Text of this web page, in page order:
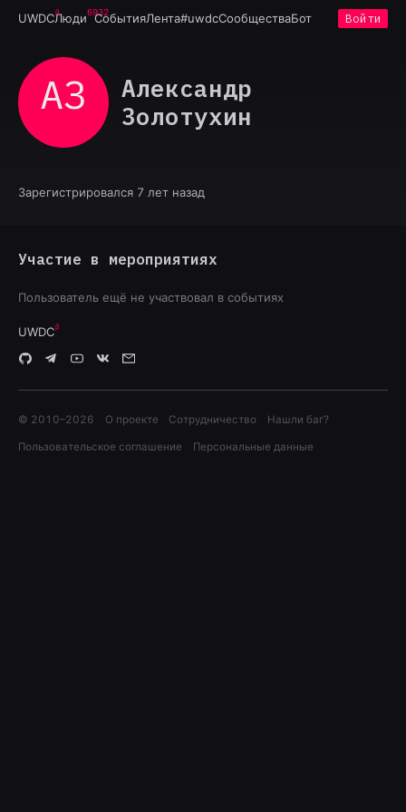
UWDCЛюди6932
СобытияЛента#uwdcСообществаБот Войти
АЗ
Александр
Золотухин
Зарегистрировался 7 лет назад
Участие в мероприятиях
Пользователь ещё не участвовал в событиях
UWDC
© 2010–2026 О проекте Сотрудничество Нашли баг?
Пользовательское соглашение Персональные данные